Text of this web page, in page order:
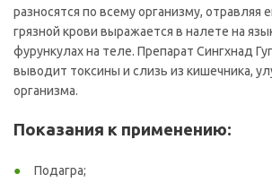
разносятся по всему организму, отравляя
грязной крови выражается в налете на
фурункулах на теле. Препарат Сингхнад
выводит токсины и слизь из кишечника,
организма.
Показания к применению:
Подагра;